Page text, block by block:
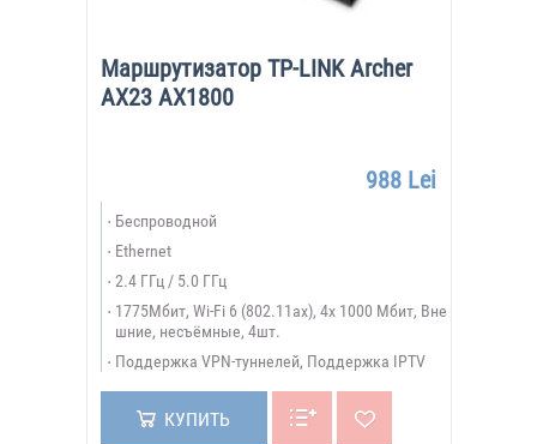
Маршрутизатор TP-LINK Archer
AX23 AX1800
988 Lei
Беспроводной
Ethernet
2.4 ГГц / 5.0 ГГц
1775Мбит, Wi-Fi 6 (802.11ax), 4х 1000 Мбит, Вне
шние, несъёмные, 4шт.
Поддержка VPN-туннелей, Поддержка IPTV
КУПИТЬ